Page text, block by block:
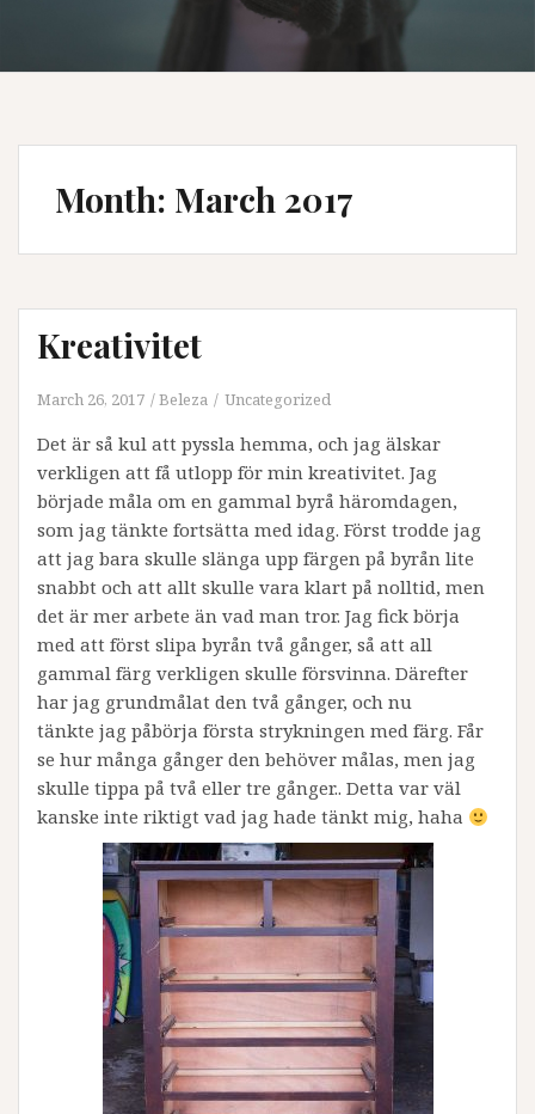
Month: March 2017
Kreativitet
March 26, 2017 Beleza Uncategorized
Det är så kul att pyssla hemma, och jag älskar
verkligen att få utlopp för min kreativitet. Jag
började måla om en gammal byrå häromdagen,
som jag tänkte fortsätta med idag. Först trodde jag
att jag bara skulle slänga upp färgen på byrån lite
snabbt och att allt skulle vara klart på nolltid, men
det är mer arbete än vad man tror. Jag fick börja
med att först slipa byrån två gånger, så att all
gammal färg verkligen skulle försvinna. Därefter
har jag grundmålat den två gånger, och nu
tänkte jag påbörja första strykningen med färg. Får
se hur många gånger den behöver målas, men jag
skulle tippa på två eller tre gånger.. Detta var väl
kanske inte riktigt vad jag hade tänkt mig, haha